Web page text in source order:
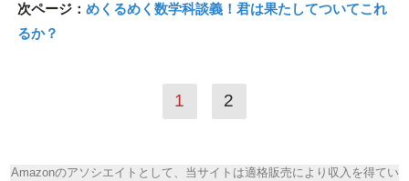
次ページ： めくるめく数学科談義！君は果たしてついてこれ
るか？
1 2
Amazonのアソシエイトとして、当サイトは適格販売により収入を得てい